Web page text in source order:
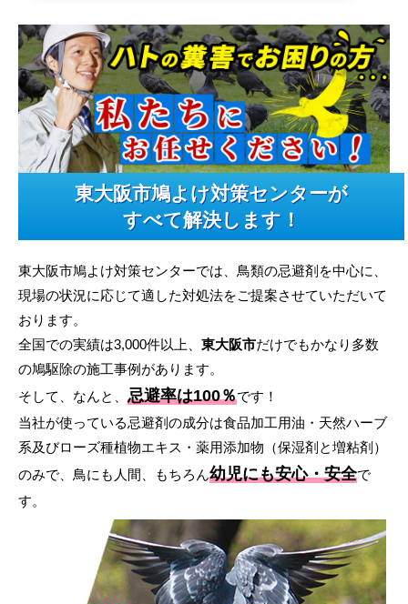
東大阪市鳩よけ対策センターが
すべて解決します！
東大阪市鳩よけ対策センターでは、鳥類の忌避剤を中心に、
現場の状況に応じて適した対処法をご提案させていただいて
おります。
全国での実績は3,000件以上、 東大阪市だけでもかなり多数
の鳩駆除の施工事例があります。
そして、なんと、 忌避率は100％です！
当社が使っている忌避剤の成分は食品加工用油・天然ハーブ
系及びローズ種植物エキス・薬用添加物（保湿剤と増粘剤）
のみで、鳥にも人間、もちろん幼児にも安心・安全で
す。